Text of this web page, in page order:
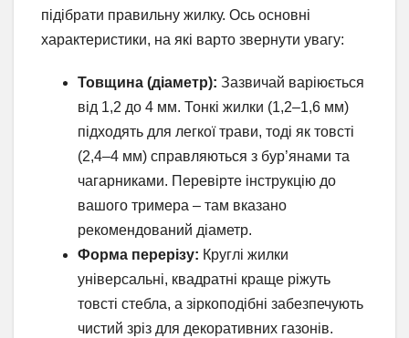
підібрати правильну жилку. Ось основні
характеристики, на які варто звернути увагу:
Товщина (діаметр): Зазвичай варіюється
від 1,2 до 4 мм. Тонкі жилки (1,2–1,6 мм)
підходять для легкої трави, тоді як товсті
(2,4–4 мм) справляються з бур’янами та
чагарниками. Перевірте інструкцію до
вашого тримера – там вказано
рекомендований діаметр.
Форма перерізу: Круглі жилки
універсальні, квадратні краще ріжуть
товсті стебла, а зіркоподібні забезпечують
чистий зріз для декоративних газонів.